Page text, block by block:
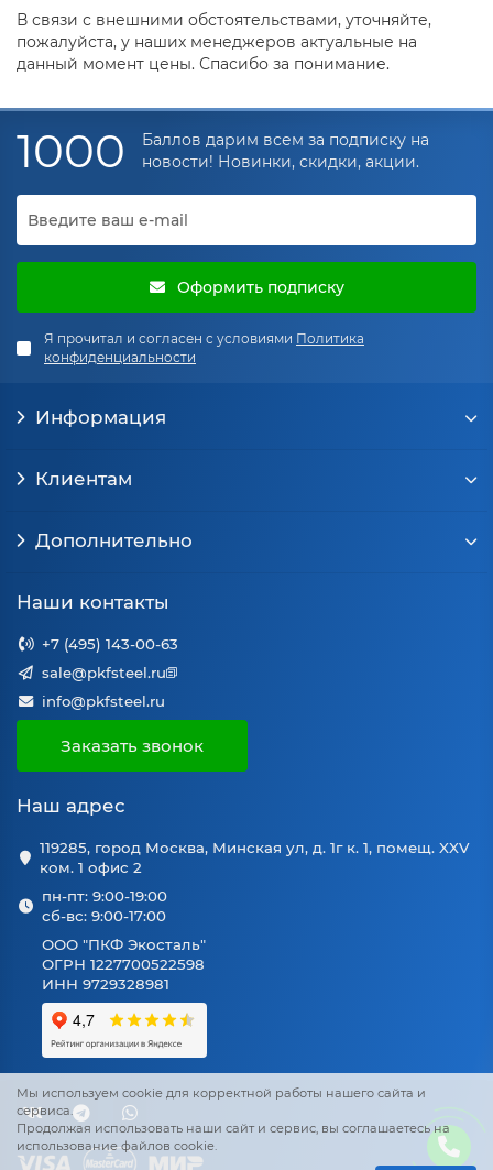
В связи с внешними обстоятельствами, уточняйте,
пожалуйста, у наших менеджеров актуальные на
данный момент цены. Спасибо за понимание.
Мы используем cookie для корректной работы нашего сайта и
сервиса.
Продолжая использовать наши сайт и сервис, вы соглашаетесь на
использование файлов cookie.
1000
Баллов дарим всем за подписку на
новости! Новинки, скидки, акции.
Оформить подписку
Я прочитал и согласен с условиями Политика
конфиденциальности
Информация
Клиентам
Дополнительно
Наши контакты
+7 (495) 143-00-63
sale@pkfsteel.ru
info@pkfsteel.ru
Заказать звонок
Наш адрес
119285, город Москва, Минская ул, д. 1г к. 1, помещ. XXV
ком. 1 офис 2
пн-пт: 9:00-19:00
сб-вс: 9:00-17:00
ООО "ПКФ Экосталь"
ОГРН 1227700522598
ИНН 9729328981